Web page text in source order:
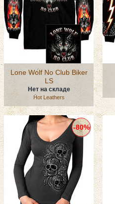
Lone Wolf No Club Biker
LS
Нет на складе
Hot Leathers
-80%